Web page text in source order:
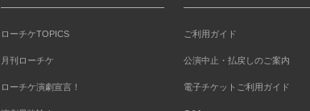
ローチケTOPICS
月刊ローチケ
ローチケ演劇宣言！
ご利用ガイド
公演中止・払戻しのご案内
電子チケットご利用ガイド